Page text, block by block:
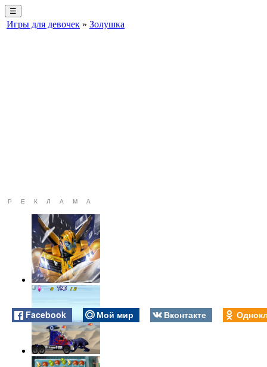
☰
Игры для девочек » Золушка
РЕКЛАМА
Facebook Мой мир Вконтакте